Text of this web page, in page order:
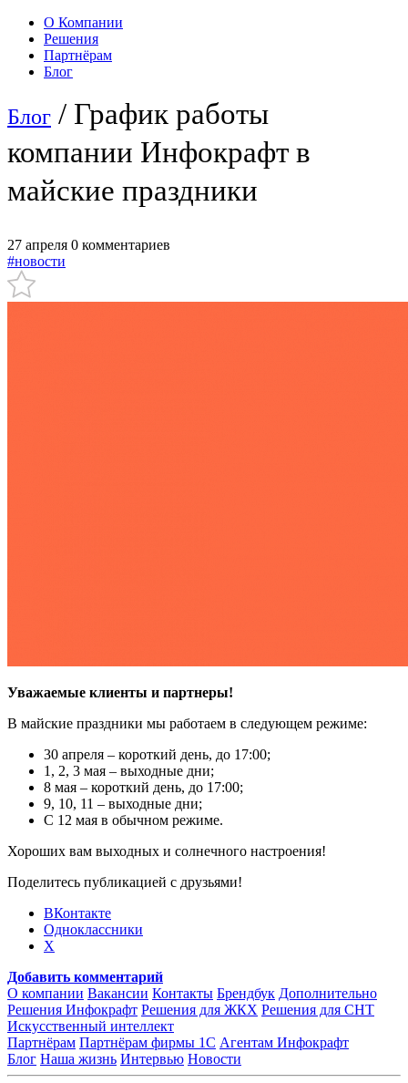
О Компании
Решения
Партнёрам
Блог
Блог / График работы
компании Инфокрафт в
майские праздники
27 апреля 0 комментариев
#новости
Уважаемые клиенты и партнеры!
В майские праздники мы работаем в следующем режиме:
30 апреля – короткий день, до 17:00;
1, 2, 3 мая – выходные дни;
8 мая – короткий день, до 17:00;
9, 10, 11 – выходные дни;
С 12 мая в обычном режиме.
Хороших вам выходных и солнечного настроения!
Поделитесь публикацией с друзьями!
ВКонтакте
Одноклассники
X
Добавить комментарий
О компании Вакансии Контакты Брендбук Дополнительно
Решения Инфокрафт Решения для ЖКХ Решения для СНТ
Искусственный интеллект
Партнёрам Партнёрам фирмы 1С Агентам Инфокрафт
Блог Наша жизнь Интервью Новости